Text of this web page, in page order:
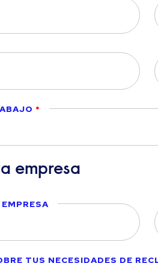
empresa
TUS NECESIDADES DE